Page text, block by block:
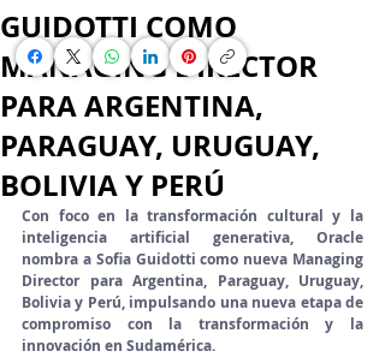
GUIDOTTI COMO
MANAGING DIRECTOR
PARA ARGENTINA,
PARAGUAY, URUGUAY,
BOLIVIA Y PERÚ
Con foco en la transformación cultural y la
inteligencia artificial generativa, Oracle
nombra a Sofia Guidotti como nueva Managing
Director para Argentina, Paraguay, Uruguay,
Bolivia y Perú, impulsando una nueva etapa de
compromiso con la transformación y la
innovación en Sudamérica.